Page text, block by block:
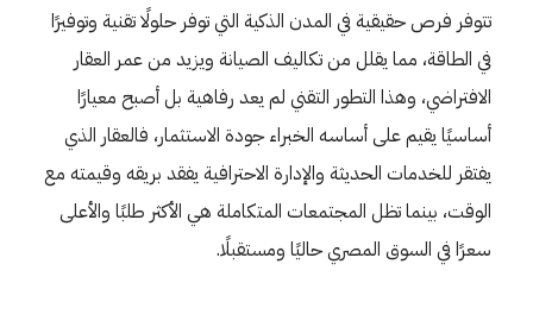
تتوفر فرص حقيقية في المدن الذكية التي توفر حلولًا تقنية وتوفيرًا
في الطاقة، مما يقلل من تكاليف الصيانة ويزيد من عمر العقار
الافتراضي، وهذا التطور التقني لم يعد رفاهية بل أصبح معيارًا
أساسيًا يقيم على أساسه الخبراء جودة الاستثمار، فالعقار الذي
يفتقر للخدمات الحديثة والإدارة الاحترافية يفقد بريقه وقيمته مع
الوقت، بينما تظل المجتمعات المتكاملة هي الأكثر طلبًا والأعلى
سعرًا في السوق المصري حاليًا ومستقبلًا.